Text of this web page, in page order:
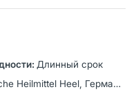
Длинный срок
Biologische Heilmittel Heel, Германия